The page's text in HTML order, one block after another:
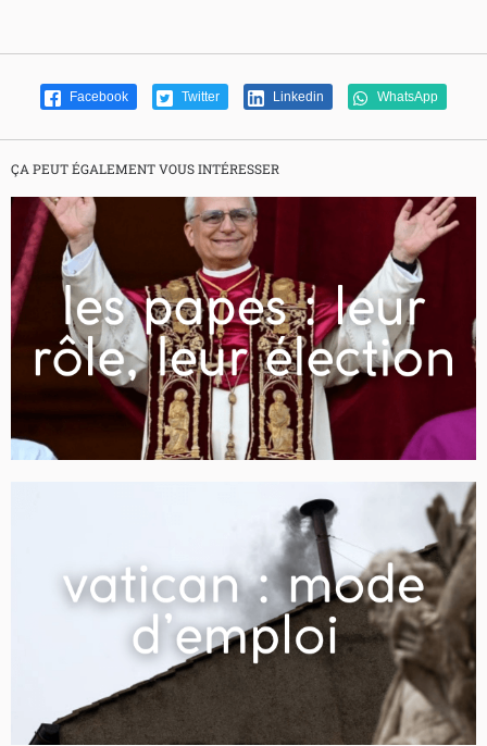
Facebook Twitter Linkedin WhatsApp
ÇA PEUT ÉGALEMENT VOUS INTÉRESSER